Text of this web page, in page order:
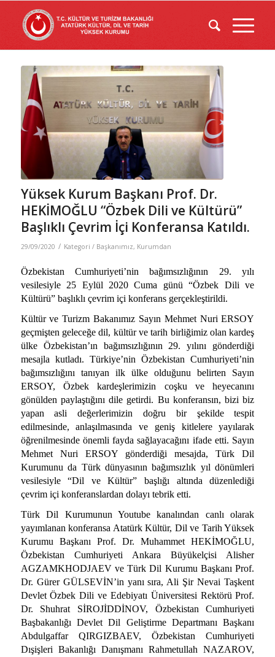
Yüksek Kurum Başkanı Prof. Dr.
HEKİMOĞLU “Özbek Dili ve Kültürü”
Başlıklı Çevrim İçi Konferansa Katıldı.
29/09/2020 / Kategori / Başkanımız, Kurumdan
Özbekistan Cumhuriyeti’nin bağımsızlığının 29. yılı
vesilesiyle 25 Eylül 2020 Cuma günü “Özbek Dili ve
Kültürü” başlıklı çevrim içi konferans gerçekleştirildi.
Kültür ve Turizm Bakanımız Sayın Mehmet Nuri ERSOY
geçmişten geleceğe dil, kültür ve tarih birliğimiz olan kardeş
ülke Özbekistan’ın bağımsızlığının 29. yılını gönderdiği
mesajla kutladı. Türkiye’nin Özbekistan Cumhuriyeti’nin
bağımsızlığını tanıyan ilk ülke olduğunu belirten Sayın
ERSOY, Özbek kardeşlerimizin coşku ve heyecanını
gönülden paylaştığını dile getirdi. Bu konferansın, bizi biz
yapan asli değerlerimizin doğru bir şekilde tespit
edilmesinde, anlaşılmasında ve geniş kitlelere yayılarak
öğrenilmesinde önemli fayda sağlayacağını ifade etti. Sayın
Mehmet Nuri ERSOY gönderdiği mesajda, Türk Dil
Kurumunu da Türk dünyasının bağımsızlık yıl dönümleri
vesilesiyle “Dil ve Kültür” başlığı altında düzenlediği
çevrim içi konferanslardan dolayı tebrik etti.
Türk Dil Kurumunun Youtube kanalından canlı olarak
yayımlanan konferansa Atatürk Kültür, Dil ve Tarih Yüksek
Kurumu Başkanı Prof. Dr. Muhammet HEKİMOĞLU,
Özbekistan Cumhuriyeti Ankara Büyükelçisi Alisher
AGZAMKHODJAEV ve Türk Dil Kurumu Başkanı Prof.
Dr. Gürer GÜLSEVİN’in yanı sıra, Ali Şir Nevai Taşkent
Devlet Özbek Dili ve Edebiyatı Üniversitesi Rektörü Prof.
Dr. Shuhrat SİROJİDDİNOV, Özbekistan Cumhuriyeti
Başbakanlığı Devlet Dil Geliştirme Departmanı Başkanı
Abdulgaffar QIRGIZBAEV, Özbekistan Cumhuriyeti
Dışişleri Bakanlığı Danışmanı Rahmetullah NAZAROV,